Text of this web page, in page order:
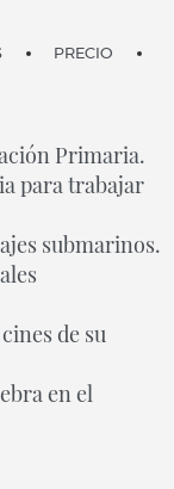
PRECIO
Primaria.
para trabajar
submarinos.
de su
en el